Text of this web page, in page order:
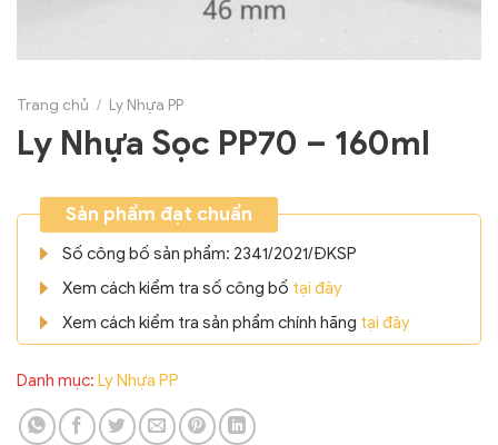
Trang chủ / Ly Nhựa PP
Ly Nhựa Sọc PP70 – 160ml
Sản phẩm đạt chuẩn
Số công bố sản phẩm: 2341/2021/ĐKSP
Xem cách kiểm tra số công bố tại đây
Xem cách kiểm tra sản phẩm chính hãng tại đây
Danh mục: Ly Nhựa PP